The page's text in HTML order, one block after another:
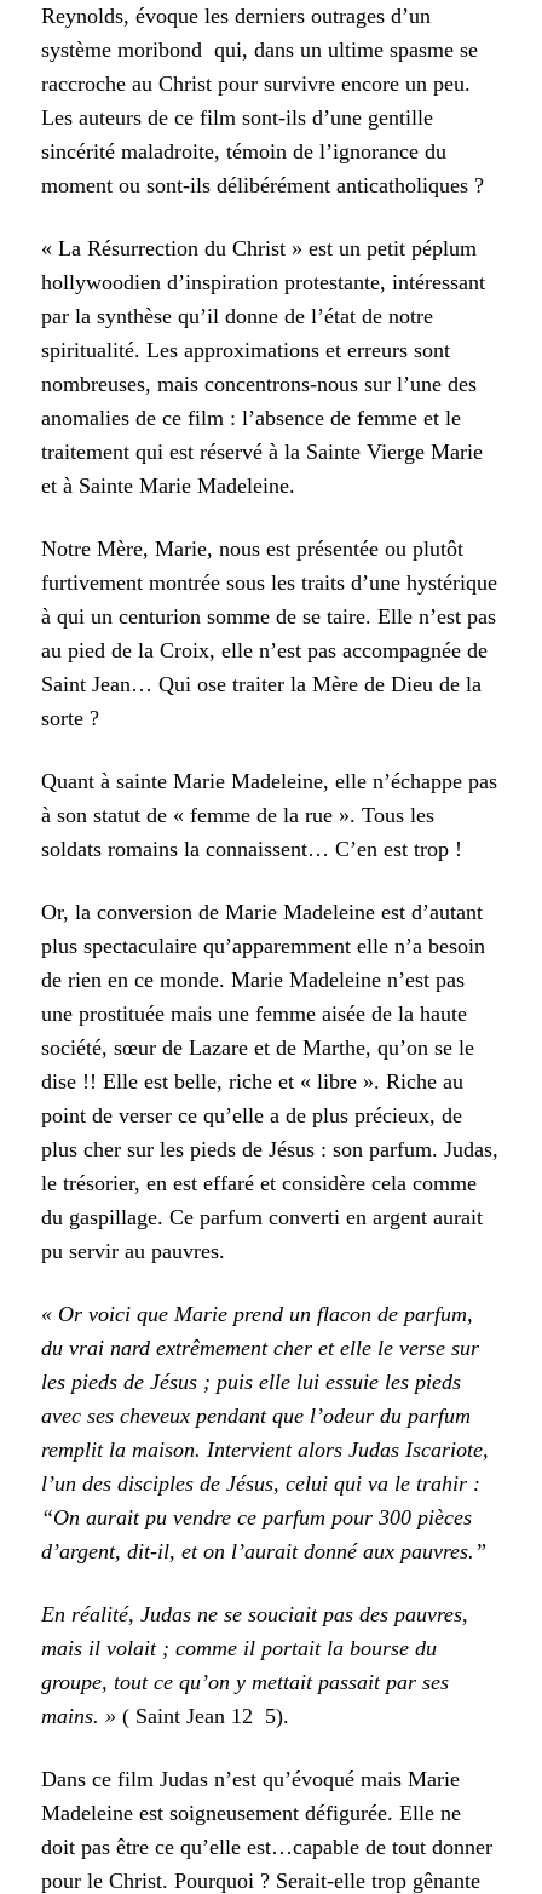
Reynolds, évoque les derniers outrages d’un
système moribond qui, dans un ultime spasme se
raccroche au Christ pour survivre encore un peu.
Les auteurs de ce film sont-ils d’une gentille
sincérité maladroite, témoin de l’ignorance du
moment ou sont-ils délibérément anticatholiques ?
« La Résurrection du Christ » est un petit péplum
hollywoodien d’inspiration protestante, intéressant
par la synthèse qu’il donne de l’état de notre
spiritualité. Les approximations et erreurs sont
nombreuses, mais concentrons-nous sur l’une des
anomalies de ce film : l’absence de femme et le
traitement qui est réservé à la Sainte Vierge Marie
et à Sainte Marie Madeleine.
Notre Mère, Marie, nous est présentée ou plutôt
furtivement montrée sous les traits d’une hystérique
à qui un centurion somme de se taire. Elle n’est pas
au pied de la Croix, elle n’est pas accompagnée de
Saint Jean… Qui ose traiter la Mère de Dieu de la
sorte ?
Quant à sainte Marie Madeleine, elle n’échappe pas
à son statut de « femme de la rue ». Tous les
soldats romains la connaissent… C’en est trop !
Or, la conversion de Marie Madeleine est d’autant
plus spectaculaire qu’apparemment elle n’a besoin
de rien en ce monde. Marie Madeleine n’est pas
une prostituée mais une femme aisée de la haute
société, sœur de Lazare et de Marthe, qu’on se le
dise !! Elle est belle, riche et « libre ». Riche au
point de verser ce qu’elle a de plus précieux, de
plus cher sur les pieds de Jésus : son parfum. Judas,
le trésorier, en est effaré et considère cela comme
du gaspillage. Ce parfum converti en argent aurait
pu servir au pauvres.
« Or voici que Marie prend un flacon de parfum,
du vrai nard extrêmement cher et elle le verse sur
les pieds de Jésus ; puis elle lui essuie les pieds
avec ses cheveux pendant que l’odeur du parfum
remplit la maison. Intervient alors Judas Iscariote,
l’un des disciples de Jésus, celui qui va le trahir :
“On aurait pu vendre ce parfum pour 300 pièces
d’argent, dit-il, et on l’aurait donné aux pauvres.”
En réalité, Judas ne se souciait pas des pauvres,
mais il volait ; comme il portait la bourse du
groupe, tout ce qu’on y mettait passait par ses
mains. »( Saint Jean 12 5).
Dans ce film Judas n’est qu’évoqué mais Marie
Madeleine est soigneusement défigurée. Elle ne
doit pas être ce qu’elle est…capable de tout donner
pour le Christ. Pourquoi ? Serait-elle trop gênante